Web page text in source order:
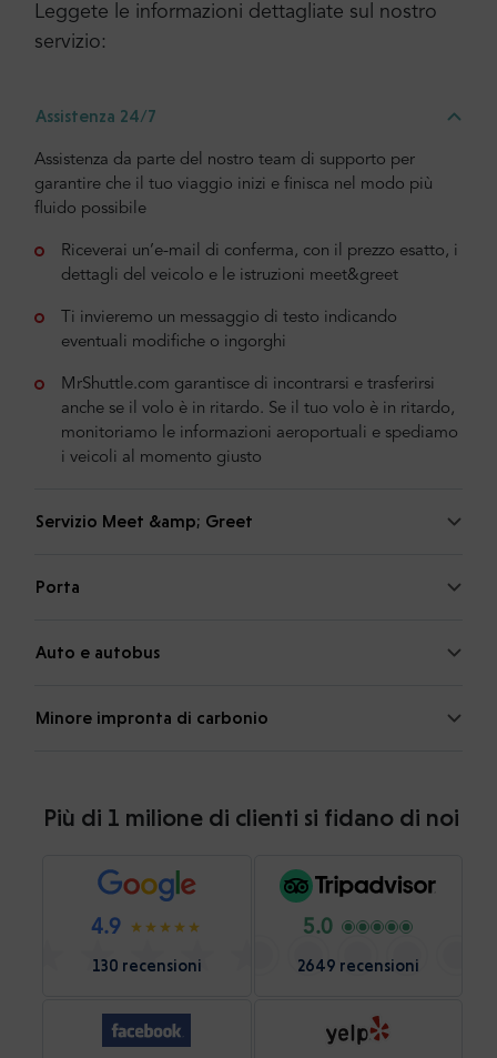
Leggete le informazioni dettagliate sul nostro
servizio:
Assistenza 24/7
Assistenza da parte del nostro team di supporto per
garantire che il tuo viaggio inizi e finisca nel modo più
fluido possibile
Riceverai un’e-mail di conferma, con il prezzo esatto, i
dettagli del veicolo e le istruzioni meet&greet
Ti invieremo un messaggio di testo indicando
eventuali modifiche o ingorghi
MrShuttle.com garantisce di incontrarsi e trasferirsi
anche se il volo è in ritardo. Se il tuo volo è in ritardo,
monitoriamo le informazioni aeroportuali e spediamo
i veicoli al momento giusto
Servizio Meet &amp; Greet
Porta
Auto e autobus
Minore impronta di carbonio
Più di 1 milione di clienti si fidano di noi
4.9
130 recensioni
5.0
2649 recensioni